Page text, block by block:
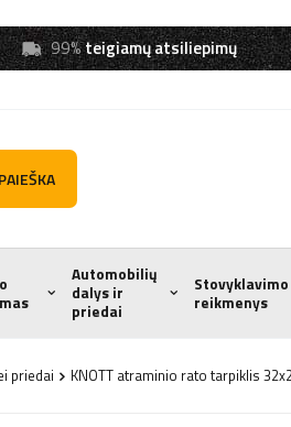
99%teigiamų atsiliepimų
PAIEŠKA
Automobilių
dalys ir
priedai
Stovyklavimo
reikmenys
priedai KNOTT atraminio rato tarpiklis